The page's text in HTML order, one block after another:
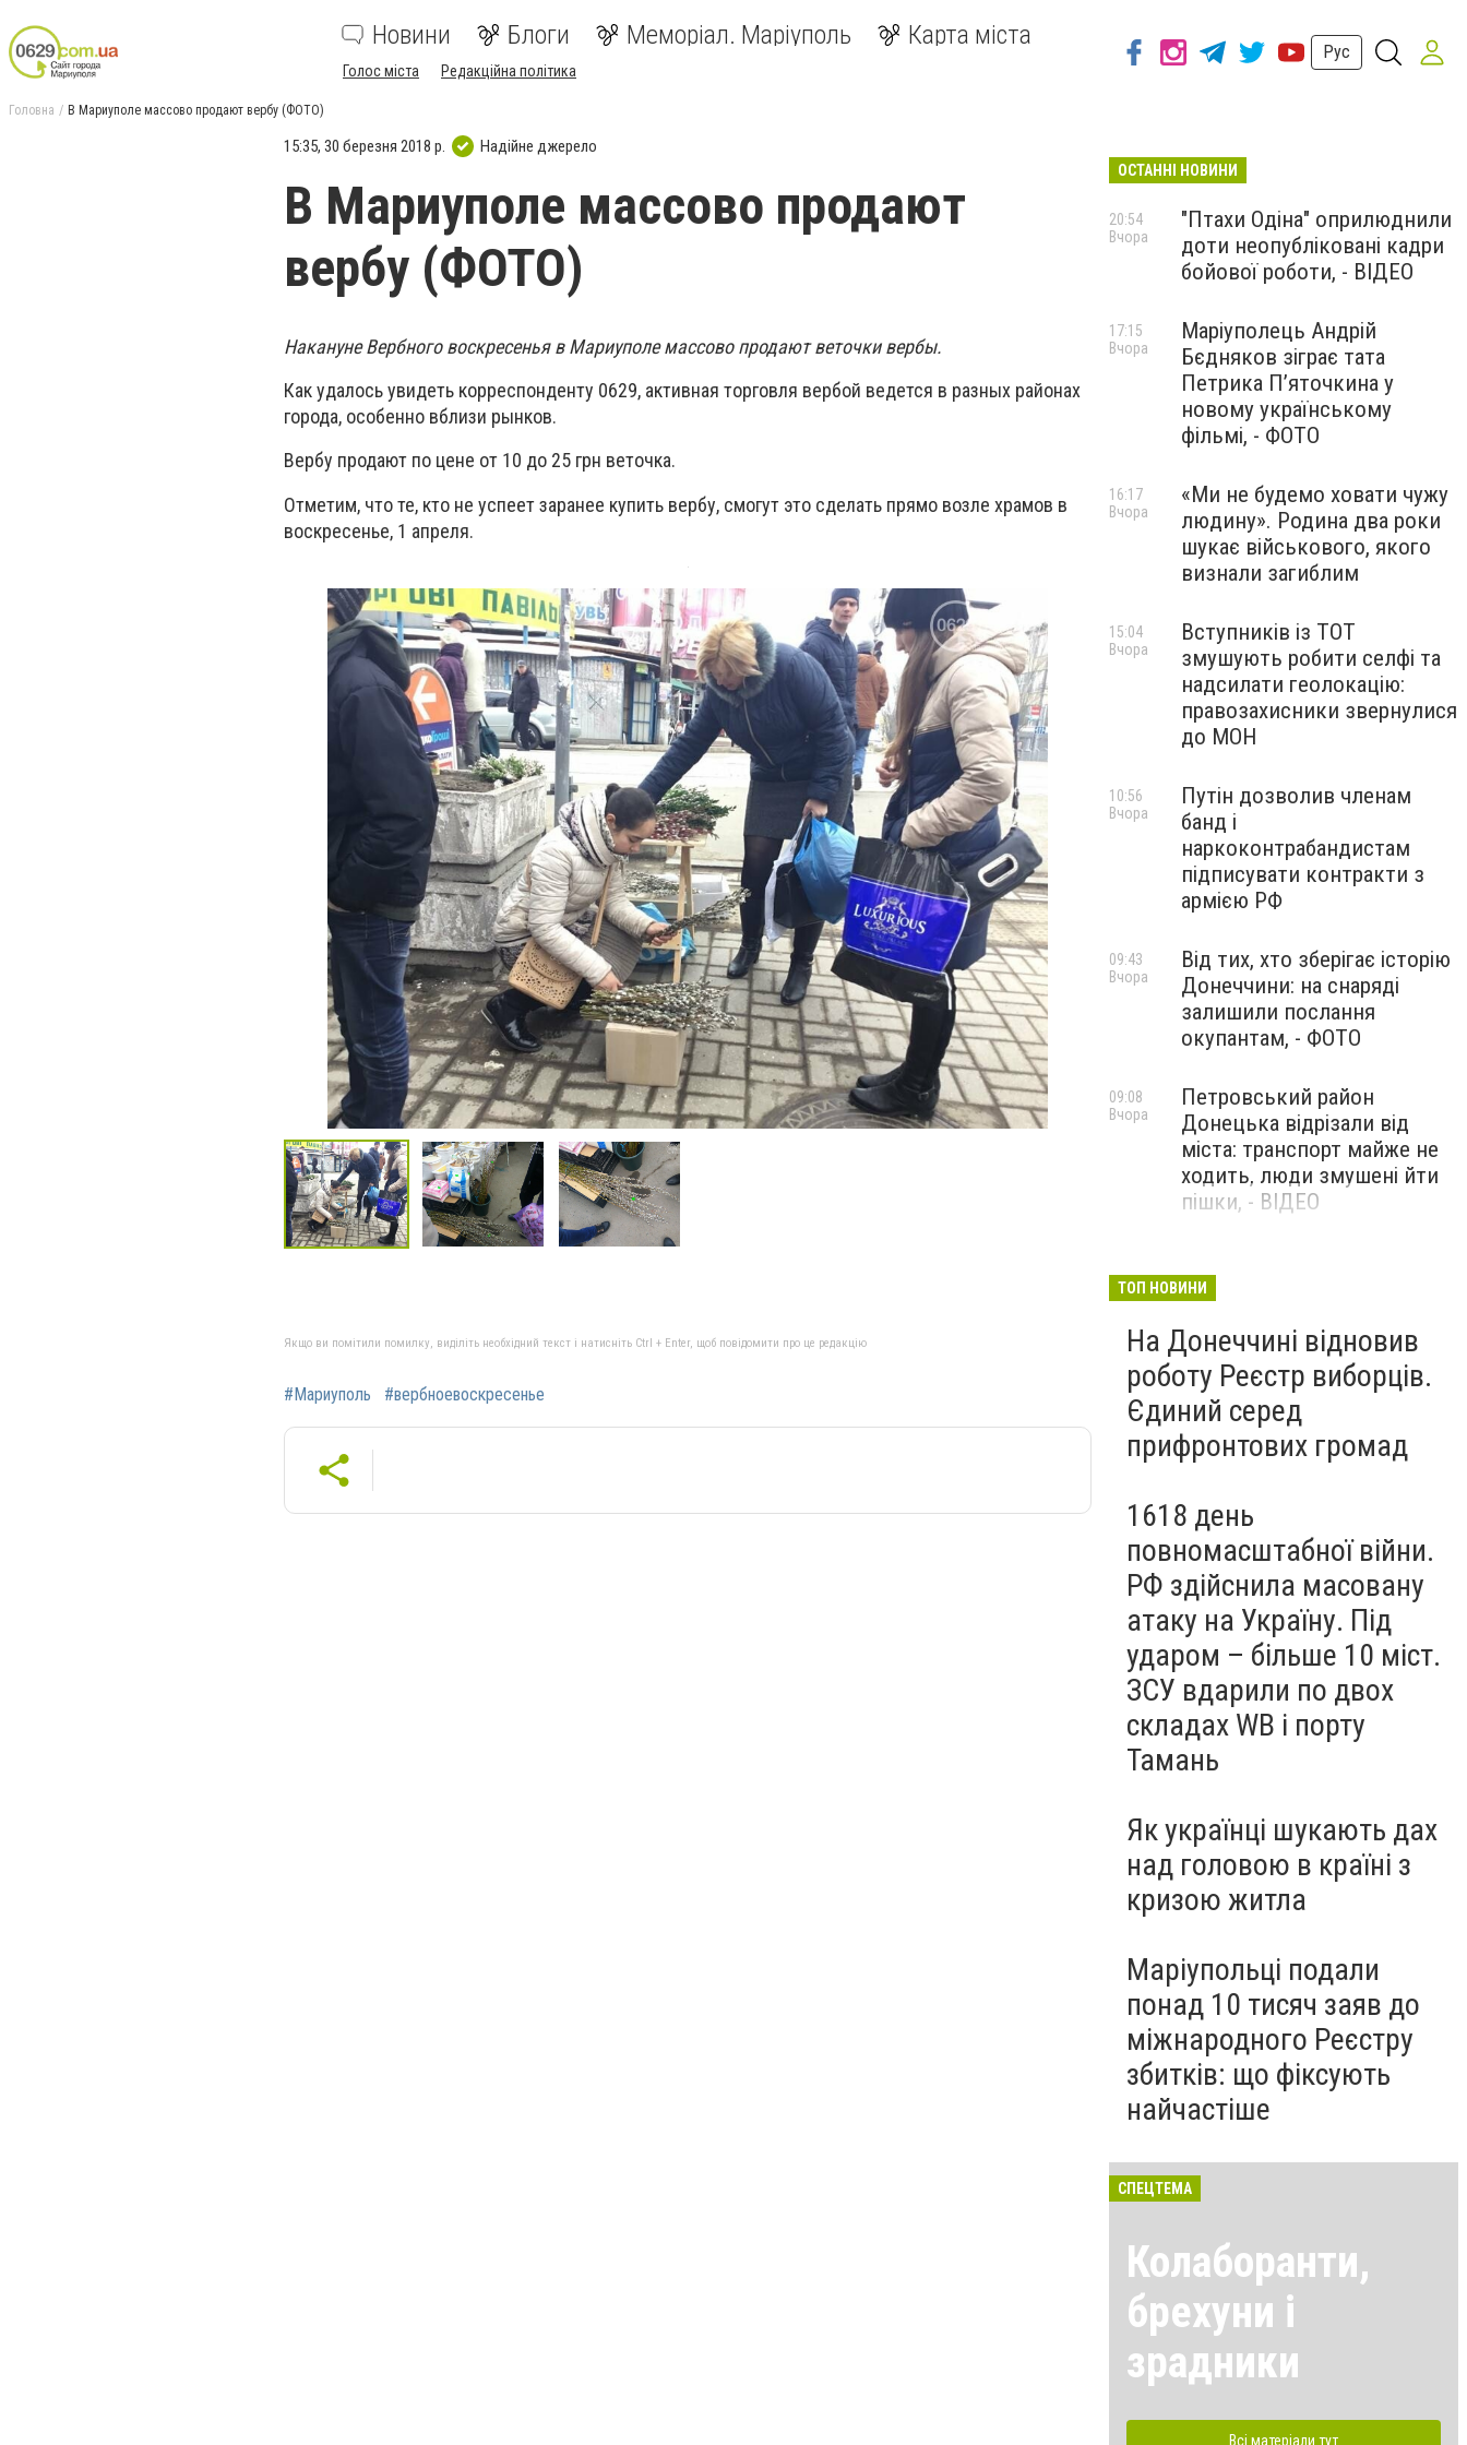
Новини Блоги Меморіал. Маріуполь Карта міста
Голос міста Редакційна політика
Рус
Головна В Мариуполе массово продают вербу (ФОТО)
15:35, 30 березня 2018 р. Надійне джерело
В Мариуполе массово продают
вербу (ФОТО)
Накануне Вербного воскресенья в Мариуполе массово продают веточки вербы.
Как удалось увидеть корреспонденту 0629, активная торговля вербой ведется в разных районах
города, особенно вблизи рынков.
Вербу продают по цене от 10 до 25 грн веточка.
Отметим, что те, кто не успеет заранее купить вербу, смогут это сделать прямо возле храмов в
воскресенье, 1 апреля.
Якщо ви помітили помилку, виділіть необхідний текст і натисніть Ctrl + Enter, щоб повідомити про це редакцію
#Мариуполь #вербноевоскресенье
ОСТАННІ НОВИНИ
"Птахи Одіна" оприлюднили
доти неопубліковані кадри
бойової роботи, - ВІДЕО
20:54
Вчора
Маріуполець Андрій
Бєдняков зіграє тата
Петрика П’яточкина у
новому українському
фільмі, - ФОТО
17:15
Вчора
«Ми не будемо ховати чужу
людину». Родина два роки
шукає військового, якого
визнали загиблим
16:17
Вчора
Вступників із ТОТ
змушують робити селфі та
надсилати геолокацію:
правозахисники звернулися
до МОН
15:04
Вчора
Путін дозволив членам
банд і
наркоконтрабандистам
підписувати контракти з
армією РФ
10:56
Вчора
Від тих, хто зберігає історію
Донеччини: на снаряді
залишили послання
окупантам, - ФОТО
09:43
Вчора
Петровський район
Донецька відрізали від
міста: транспорт майже не
ходить, люди змушені йти
пішки, - ВІДЕО
09:08
Вчора
війни. РФ вдарила
столиці. 15 людей загинули.
В Росії палають
енергопідстанції та
черговий WB
Вчора
ТОП НОВИНИ
На Донеччині відновив
роботу Реєстр виборців.
Єдиний серед
прифронтових громад
1618 день
повномасштабної війни.
РФ здійснила масовану
атаку на Україну. Під
ударом – більше 10 міст.
ЗСУ вдарили по двох
складах WB і порту
Тамань
Як українці шукають дах
над головою в країні з
кризою житла
Маріупольці подали
понад 10 тисяч заяв до
міжнародного Реєстру
збитків: що фіксують
найчастіше
СПЕЦТЕМА
Колаборанти,
брехуни і
зрадники
Всі матеріали тут